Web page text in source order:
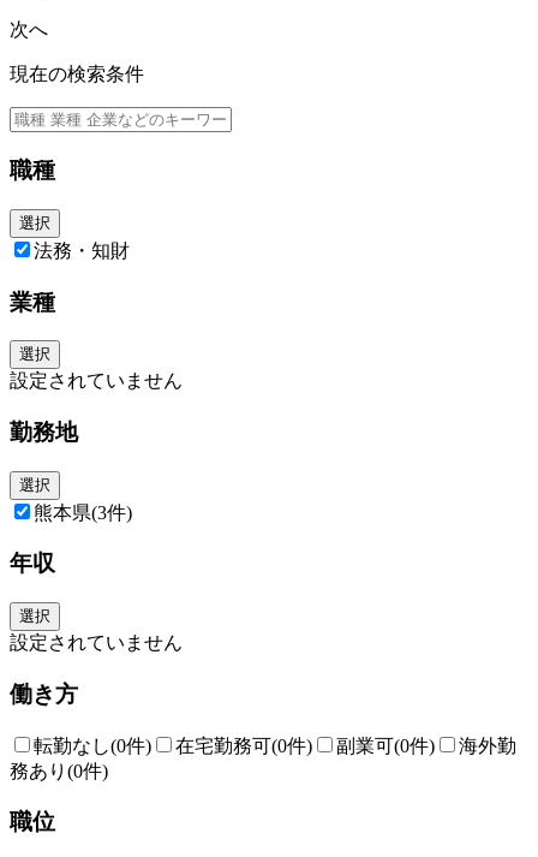
可能です。
ることができます。
・全国の信用金庫と協働して、地域金融の推進や全国の中小企業を支援す
るためのソリューションの企画や推進をすることが可能です。
・45兆円を運用する国内有数の機関投資家として、マーケット運用・コー
ポレートファイナンス・プロジェクトファイナンス等に携わることが可能
です。
イフバランスを整えることができる福利厚生や就労環境が充実しておりま
す。
■社風について：
信用金庫から預け入れられた預金を中心に約45兆円もの運用資産を有する
に求められる役割や責任は非常に大きく、ご自身の成長を実感できる環境
です。
■当社の特徴：
全国の信用金庫の中央金融機関として、信用金庫業界の発展および地域経
グおよびサポートを行うほか、国内有数の機関投資家としての側面も有す
る唯一無二の金融機関です。
次へ
現在の検索条件
職種
選択
法務・知財
業種
選択
設定されていません
勤務地
選択
熊本県(3件)
年収
選択
設定されていません
働き方
転勤なし(0件) 在宅勤務可(0件) 副業可(0件)
海外勤
務あり (0件)
職位